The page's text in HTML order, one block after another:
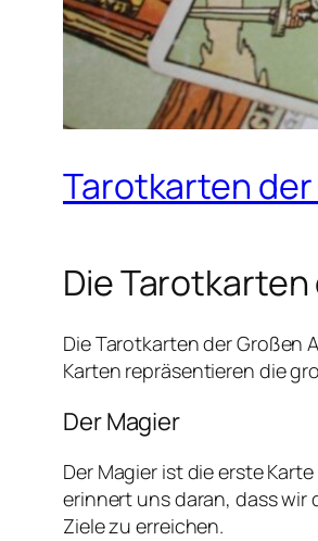
Tarotkarten der
Die
Die Tarotkarten der Großen
Karten repräsentieren die
Der Magier
Der Magier ist die erste
erinnert uns daran, dass wir
Ziele zu erreichen.